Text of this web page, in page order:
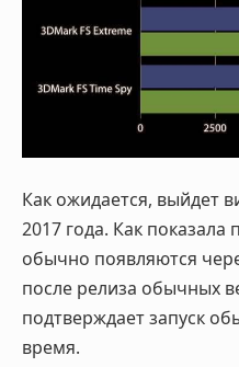
Как ожидается, выйдет
2017 года. Как показала
обычно появляются
после релиза обычных
подтверждает запуск
время.